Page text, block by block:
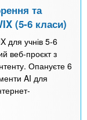
та
(5-6 класи)
для учнів 5-6
веб-проєкт з
Опануєте 6
AI для